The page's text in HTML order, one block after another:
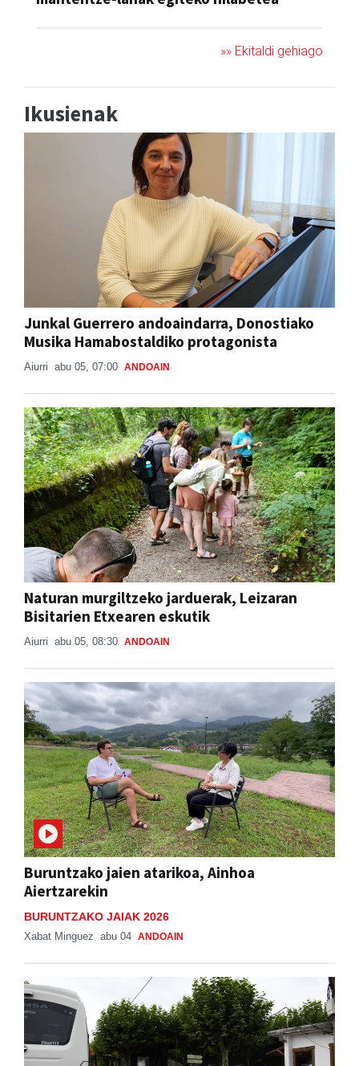
»» Ekitaldi gehiago
Ikusienak
Junkal Guerrero andoaindarra, Donostiako
Musika Hamabostaldiko protagonista
Aiurri abu 05, 07:00 ANDOAIN
Naturan murgiltzeko jarduerak, Leizaran
Bisitarien Etxearen eskutik
Aiurri abu 05, 08:30 ANDOAIN
Buruntzako jaien atarikoa, Ainhoa
Aiertzarekin
BURUNTZAKO JAIAK 2026
Xabat Minguez abu 04 ANDOAIN